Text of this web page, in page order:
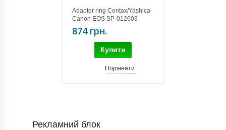
Adapter ring Contax/Yashica-
Canon EOS SP-012603
874 грн.
Купити
Порівняти
Рекламний блок